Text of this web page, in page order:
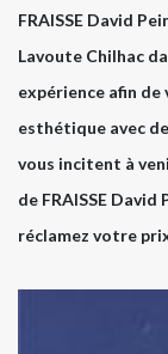
FRAISSE David
Lavoute Chilhac
expérience afin
esthétique avec
vous incitent à
de FRAISSE
réclamez votre